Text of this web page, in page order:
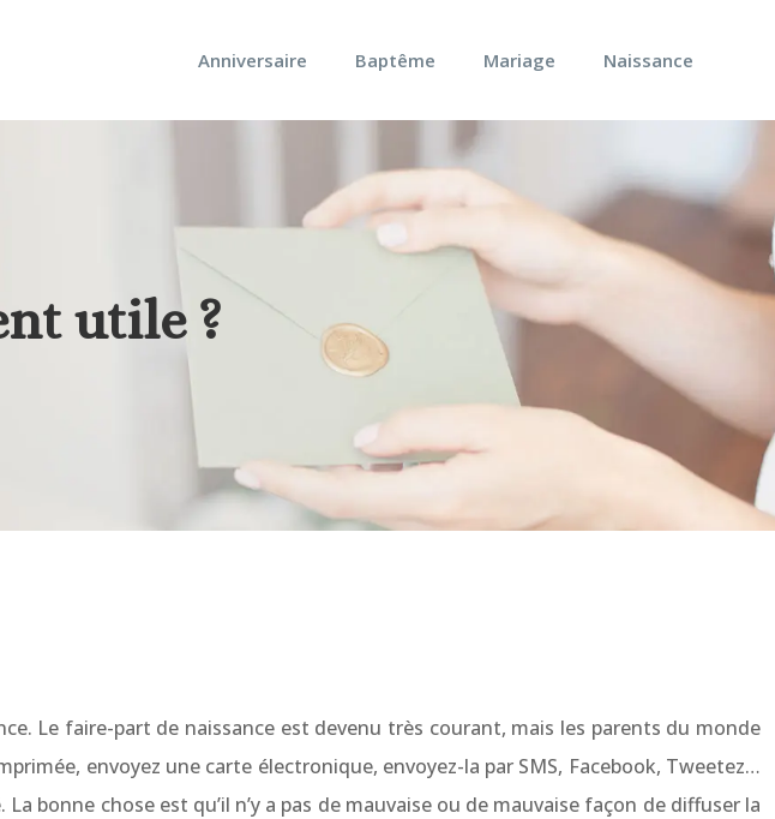
Anniversaire Baptême Mariage Naissance
utile ?
Le faire-part de naissance est devenu très courant, mais les parents du monde
envoyez une carte électronique, envoyez-la par SMS, Facebook, Tweetez…
bonne chose est qu’il n’y a pas de mauvaise ou de mauvaise façon de diffuser la